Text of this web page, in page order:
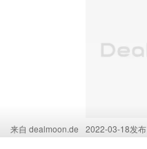
来自 dealmoon.de 2022-03-18发布